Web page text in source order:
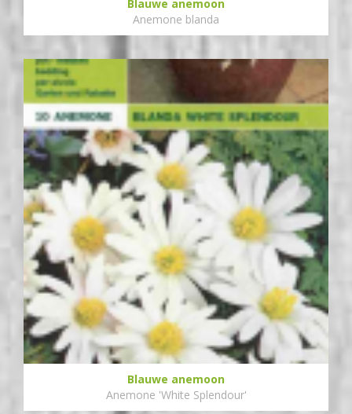
Blauwe anemoon
Anemone blanda
Blauwe anemoon
Anemone 'White Splendour'